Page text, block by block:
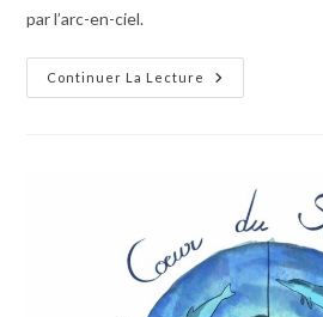
par l’arc-en-ciel.
Continuer La Lecture